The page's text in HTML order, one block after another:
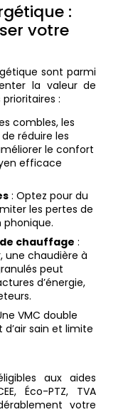
:
votre
sont parmi
la valeur de
:
combles, les
réduire les
le confort
efficace
: Optez pour du
les pertes de
phonique.
chauffage :
une chaudière à
peut
d’énergie,
VMC double
sain et limite
aux aides
Éco-PTZ, TVA
votre